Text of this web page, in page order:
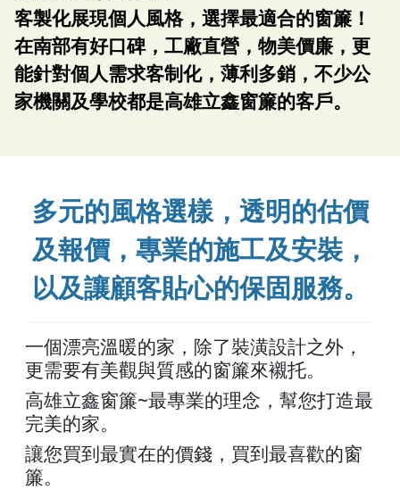
客製化展現個人風格，選擇最適合的窗簾！
在南部有好口碑，工廠直營，物美價廉，更
能針對個人需求客制化，薄利多銷， 不少公
家機關及學校都是高雄立鑫窗簾的客戶。
多元的風格選樣，透明的估價
及報價， 專業的施工及安裝，
以及讓顧客貼心的保固服務。
一個漂亮溫暖的家，除了裝潢設計之外，
更需要有美觀與質感的窗簾來襯托。
高雄立鑫窗簾~最專業的理念，幫您打造最
完美的家。
讓您買到最實在的價錢，買到最喜歡的窗
簾。